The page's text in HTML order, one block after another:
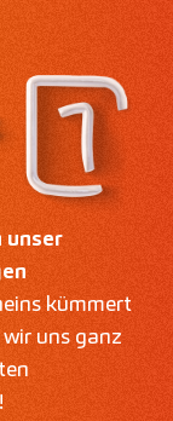
unser
kümmert
uns ganz